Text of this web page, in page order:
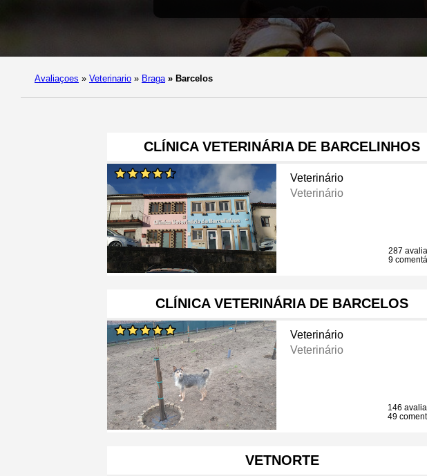
Avaliaçoes » Veterinario » Braga » Barcelos
CLÍNICA VETERINÁRIA DE BARCELINHOS
Veterinário
Veterinário
287
9
CLÍNICA VETERINÁRIA DE BARCELOS
Veterinário
Veterinário
146
49
VETNORTE